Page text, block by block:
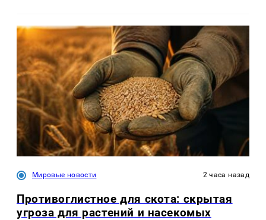
Мировые новости 2 часа назад
Противоглистное для скота: скрытая
угроза для растений и насекомых